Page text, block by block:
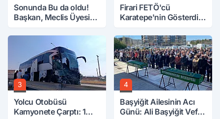
Sonunda Bu da oldu!
Başkan, Meclis Üyesini
Attırdı
Firari FETÖ'cü
Karatepe'nin Gösterdiği
Aranıyor
3
Yolcu Otobüsü
Kamyonete Çarptı: 1
4
Başyiğit Ailesinin Acı
Günü: Ali Başyiğit Vefat